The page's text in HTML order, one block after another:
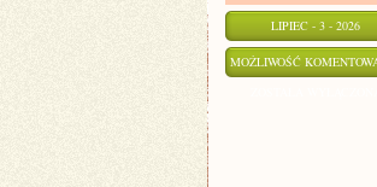
LIPIEC - 3 - 2026
MOŻLIWOŚĆ